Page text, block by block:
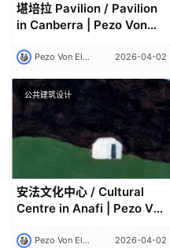
堪培拉 Pavilion / Pavilion
in Canberra | Pezo Von
Pezo Von Ellrichshausen 2026-04-02
公共建筑设计
安法文化中心 / Cultural
Centre in Anafi | Pezo Von
Pezo Von Ellrichshausen 2026-04-02